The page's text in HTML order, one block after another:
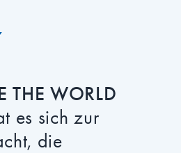
THE WORLD
es sich zur
die